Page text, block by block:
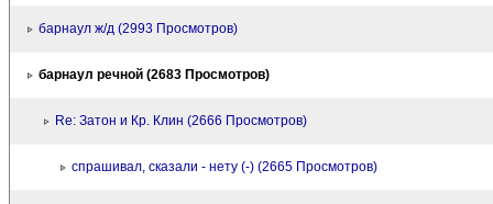
барнаул ж/д (2993 Просмотров)
барнаул речной (2683 Просмотров)
Re: Затон и Кр. Клин (2666 Просмотров)
спрашивал, сказали - нету (-) (2665 Просмотров)